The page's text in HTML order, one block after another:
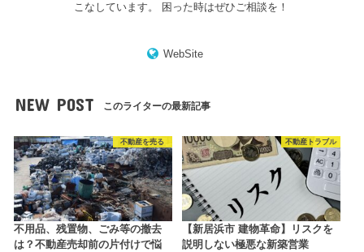
こなしています。 困った時はぜひご相談を！
WebSite
NEW POST このライターの最新記事
不動産を売る
不用品、残置物、ごみ等の撤去
は？不動産売却前の片付けで悩
不動産トラブル
【新居浜市 建物革命】リスクを
説明しない極悪な新築営業